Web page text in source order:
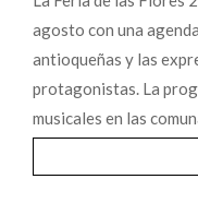
agosto con una
antioqueñas y las
protagonistas. La
musicales en las